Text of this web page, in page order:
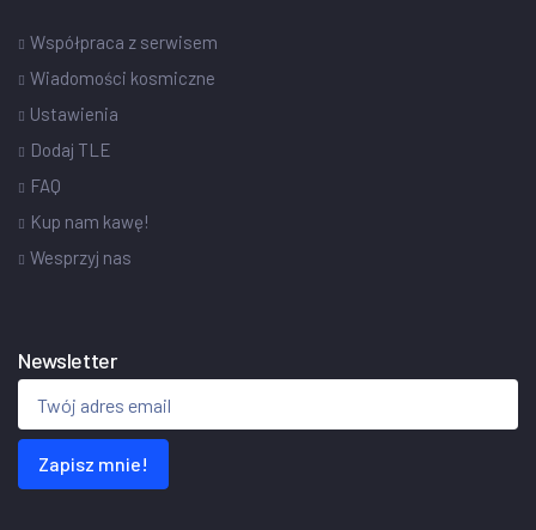
Współpraca z serwisem
Wiadomości kosmiczne
Ustawienia
Dodaj TLE
FAQ
Kup nam kawę!
Wesprzyj nas
Newsletter
Zapisz mnie!